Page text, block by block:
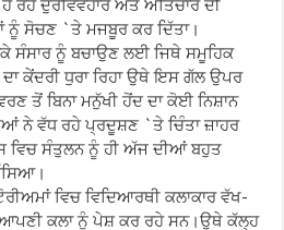
ਰਹੇ ਦੁਰਵਿਵਹਾਰ ਅਤੇ ਅਤਿਚਾਰ ਦੀ
ਨੂੰ ਸੋਚਣ `ਤੇ ਮਜਬੂਰ ਕਰ ਦਿੱਤਾ।
ਸੰਸਾਰ ਨੂੰ ਬਚਾਉਣ ਲਈ ਜਿਥੇ ਸਮੂਹਿਕ
ਦਾ ਕੇਂਦਰੀ ਧੁਰਾ ਰਿਹਾ ਉਥੇ ਇਸ ਗੱਲ ਉਪਰ
ਤੋਂ ਬਿਨਾ ਮਨੁੱਖੀ ਹੋਂਦ ਦਾ ਕੋਈ ਨਿਸ਼ਾਨ
ਨੇ ਵੱਧ ਰਹੇ ਪ੍ਰਦੂਸ਼ਣ `ਤੇ ਚਿੰਤਾ ਜ਼ਾਹਰ
ਵਿਚ ਸੰਤੁਲਨ ਨੂੰ ਹੀ ਅੱਜ ਦੀਆਂ ਬਹੁਤ
ਵਿਚ ਵਿਦਿਆਰਥੀ ਕਲਾਕਾਰ ਵੱਖ-
ਆਪਣੀ ਕਲਾ ਨੂੰ ਪੇਸ਼ ਕਰ ਰਹੇ ਸਨ।ਉਥੇ ਕੱਲ੍ਹ